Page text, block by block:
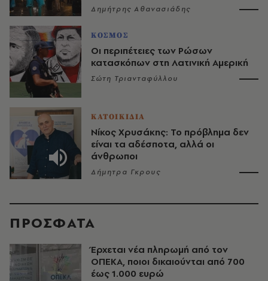
Δημήτρης Αθανασιάδης
ΚΟΣΜΟΣ
Οι περιπέτειες των Ρώσων
κατασκόπων στη Λατινική Αμερική
Σώτη Τριανταφύλλου
ΚΑΤΟΙΚΙΔΙΑ
Νίκος Χρυσάκης: Το πρόβλημα δεν
είναι τα αδέσποτα, αλλά οι
άνθρωποι
Δήμητρα Γκρους
ΠΡΟΣΦΑΤΑ
Έρχεται νέα πληρωμή από τον
ΟΠΕΚΑ, ποιοι δικαιούνται από 700
έως 1.000 ευρώ